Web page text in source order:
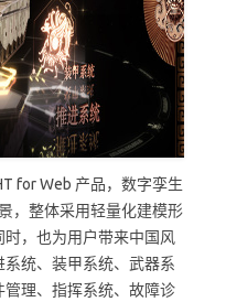
for Web 产品，数字孪生
，整体采用轻量化建模形
，也为用户带来中国风
统、装甲系统、武器系
理、指挥系统、故障诊